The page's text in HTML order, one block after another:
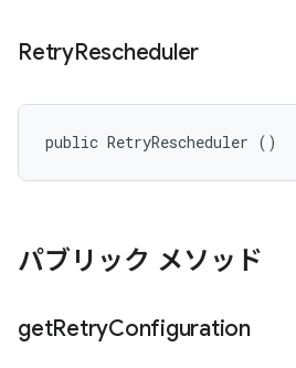
RetryRescheduler
public RetryRescheduler ()
パブリック メソッド
getRetryConfiguration